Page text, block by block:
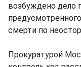
возбуждено дело
смерти по
Прокуратурой